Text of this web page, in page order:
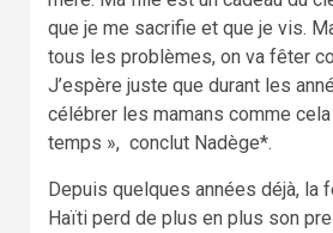
que je me sacrifie et que je vis.
tous les problèmes, on va fêter
J’espère juste que durant les
célébrer les mamans comme
temps », conclut Nadège*.
Depuis quelques années déjà, la
Haïti perd de plus en plus son